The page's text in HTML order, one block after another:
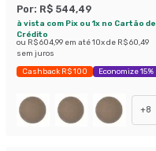
Por: R$ 544,49
à vista com Pix ou 1x no Cartão de
Crédito
ou R$ 604,99 em até10x de R$ 60,49
sem juros
Cashback R$ 100 Economize 15%
+8